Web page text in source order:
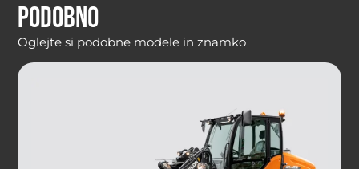
Podobno
Oglejte si podobne modele in znamko